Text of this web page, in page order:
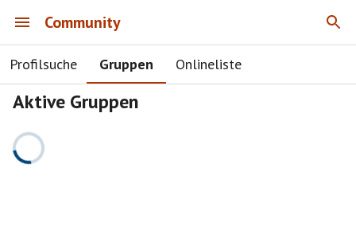
Community
Profilsuche Gruppen Onlineliste
Aktive Gruppen